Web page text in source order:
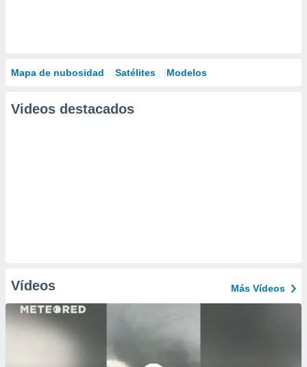
Mapa de nubosidad Satélites Modelos
Videos destacados
Vídeos Más Vídeos